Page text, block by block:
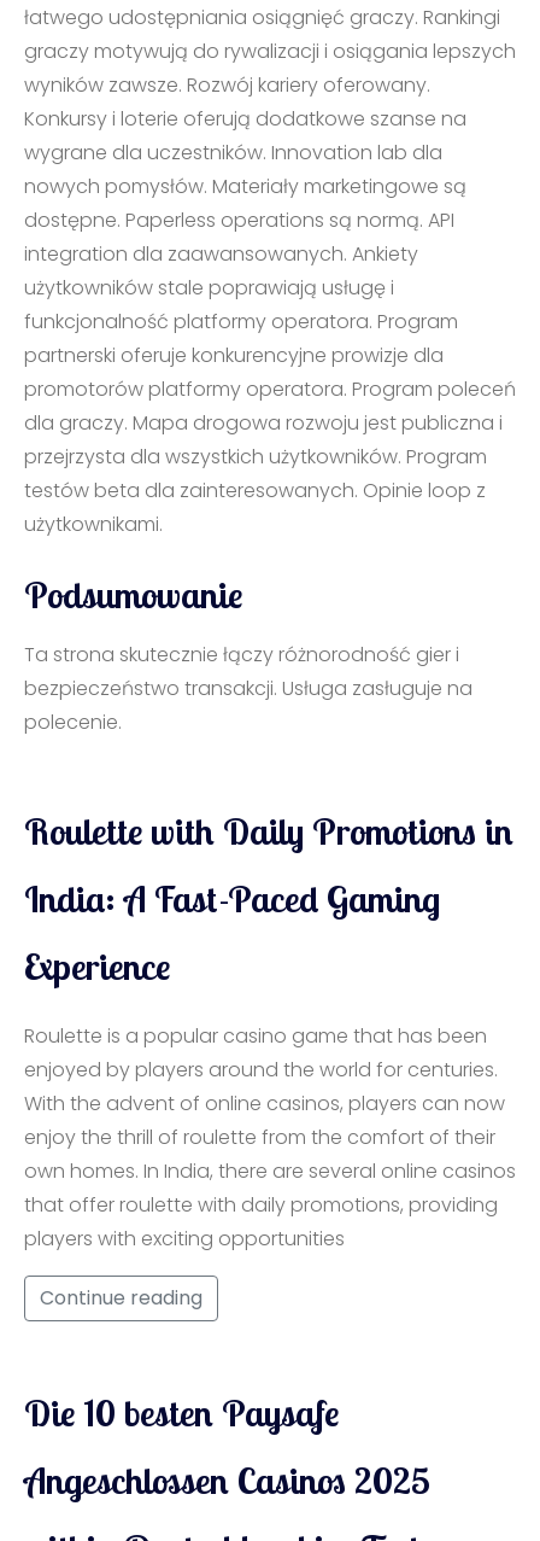
łatwego udostępniania osiągnięć graczy. Rankingi
graczy motywują do rywalizacji i osiągania lepszych
wyników zawsze. Rozwój kariery oferowany.
Konkursy i loterie oferują dodatkowe szanse na
wygrane dla uczestników. Innovation lab dla
nowych pomysłów. Materiały marketingowe są
dostępne. Paperless operations są normą. API
integration dla zaawansowanych. Ankiety
użytkowników stale poprawiają usługę i
funkcjonalność platformy operatora. Program
partnerski oferuje konkurencyjne prowizje dla
promotorów platformy operatora. Program poleceń
dla graczy. Mapa drogowa rozwoju jest publiczna i
przejrzysta dla wszystkich użytkowników. Program
testów beta dla zainteresowanych. Opinie loop z
użytkownikami.
Podsumowanie
Ta strona skutecznie łączy różnorodność gier i
bezpieczeństwo transakcji. Usługa zasługuje na
polecenie.
Roulette with Daily Promotions in
India: A Fast-Paced Gaming
Experience
Roulette is a popular casino game that has been
enjoyed by players around the world for centuries.
With the advent of online casinos, players can now
enjoy the thrill of roulette from the comfort of their
own homes. In India, there are several online casinos
that offer roulette with daily promotions, providing
players with exciting opportunities
Continue reading
Die 10 besten Paysafe
Angeschlossen Casinos 2025